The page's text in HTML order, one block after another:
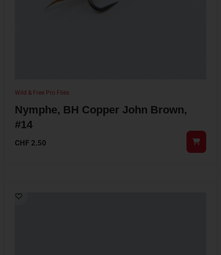
Wild & Free Pro Flies
Nymphe, BH Copper John Brown,
#14
CHF 2.50